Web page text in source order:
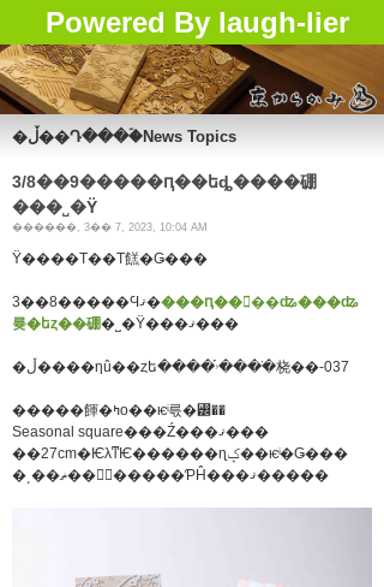
Powered By laugh-lier
�ڵ��Դ���ۡ�News Topics
3/8��9�����ԥ��եȡ����硼
���˽�Ÿ
������, 3�� 7, 2023, 10:04 AM
Ÿ����Τ��Τ餻�Ǥ���
3��8�����Ϥޤ����ԥ��󥿡��ʥ���ʥ
륮�եȥ��硼
�˽�Ÿ���ޤ���
�ڵ����ηû��ȥե����ۥ֡����ֹ桡��-037
�����餫�ߤο��ѥͥ륷�꡼��
Seasonal square���Ź���ޤ���
��27cm�ѤλͳѤ������ɳݤ��ѥͥ�Ǥ���
�͵��ޡ��򥤥᡼�����ƤĤ���ޤ�����